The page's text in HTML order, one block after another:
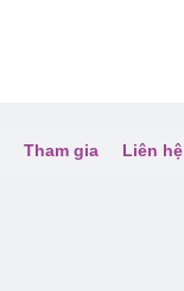
Tham gia Liên hệ